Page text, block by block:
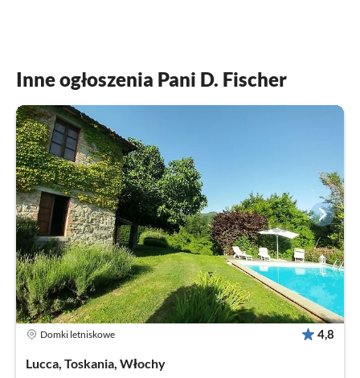
Inne ogłoszenia Pani D. Fischer
Domki letniskowe 4,8
Lucca, Toskania, Włochy